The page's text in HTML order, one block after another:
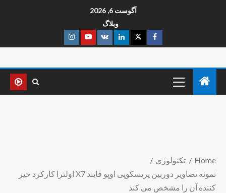
آگوست 6, 2026
وبلاگ
Home
تکنولوژی
نمونه تصاویر دوربین پریسکوپی اوپو فایند X7 اولترا کارکرد خیر
کننده آن را مشخص می کند